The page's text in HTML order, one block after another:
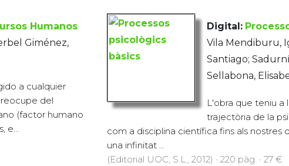
Humanos
Giménez,
a cualquier
del
(factor humano
e...
Digital:
Vila Mendiburu,
Santiago;
Sellabona,
L'obra que teniu a
trajectòria de la
com a disciplina científica fins als nostres
una infinitat ...
(Editorial UOC, S.L., 2012) · 220 pàg. · 27 €